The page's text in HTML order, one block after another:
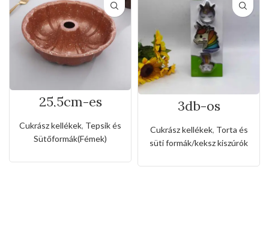
25,5cm-es
tapadásmentes
kuglóf sütőforma
Cukrász kellékek, Tepsik és
Sütőformák(Fémek)
3db-os
kiszúró készlet
unikornis és
szivárvány
Cukrász kellékek, Torta és
süti formák/keksz kiszúrók